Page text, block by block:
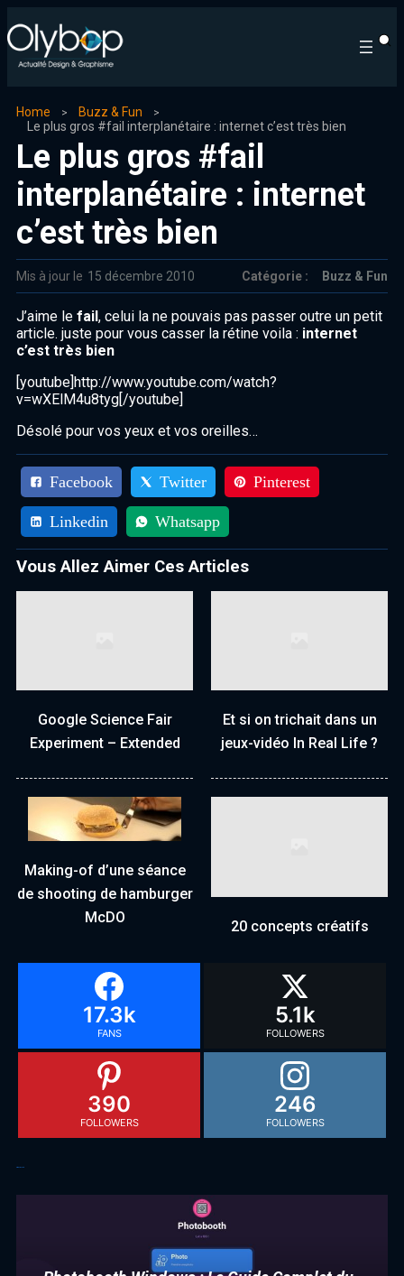
Home
Buzz & Fun
Le plus gros #fail interplanétaire : internet c’est très bien
Le plus gros #fail
interplanétaire : internet
c’est très bien
Mis à jour le 15 décembre 2010 Catégorie : Buzz & Fun
J’aime le fail , celui la ne pouvais pas passer outre un petit
article. juste pour vous casser la rétine voila : internet
c’est très bien
[youtube]http://www.youtube.com/watch?
v=wXElM4u8tyg[/youtube]
Désolé pour vos yeux et vos oreilles…
Facebook Twitter Pinterest
Linkedin Whatsapp
Vous Allez Aimer Ces Articles
Google Science Fair
Experiment – Extended
Et si on trichait dans un
jeux-vidéo In Real Life ?
Making-of d’une séance
de shooting de hamburger
McDO
20 concepts créatifs
17.3k
FANS
5.1k
FOLLOWERS
390
FOLLOWERS
246
FOLLOWERS